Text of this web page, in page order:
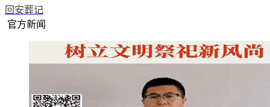
回安葬记
官方新闻